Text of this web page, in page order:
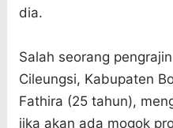
dia.
Salah seorang
Cileungsi, Kabupaten
Fathira (25 tahun),
jika akan ada mogok